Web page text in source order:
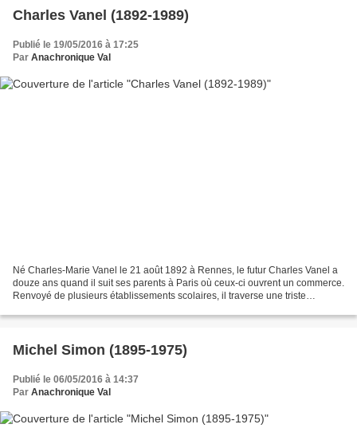
Charles Vanel (1892-1989)
Publié le 19/05/2016 à 17:25
Par Anachronique Val
Né Charles-Marie Vanel le 21 août 1892 à Rennes, le futur Charles Vanel a
douze ans quand il suit ses parents à Paris où ceux-ci ouvrent un commerce.
Renvoyé de plusieurs établissements scolaires, il traverse une triste
Michel Simon (1895-1975)
Publié le 06/05/2016 à 14:37
Par Anachronique Val